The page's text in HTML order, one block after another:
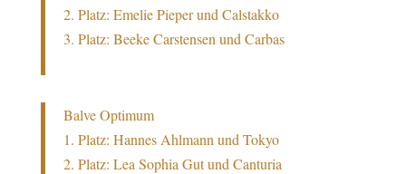
2. Platz: Emelie Pieper und Calstakko
3. Platz: Beeke Carstensen und Carbas
Balve Optimum
1. Platz: Hannes Ahlmann und Tokyo
2. Platz: Lea Sophia Gut und Canturia